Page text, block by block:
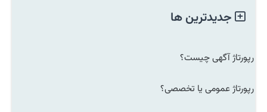
جدیدترین ها
رپورتاژ آگهی چیست؟
رپورتاژ عمومی یا تخصصی؟